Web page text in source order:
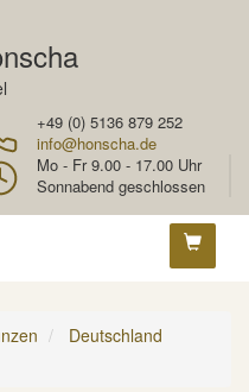
+49 (0) 5136 879 252
info@honscha.de
Mo - Fr 9.00 - 17.00 Uhr
Sonnabend geschlossen
Deutschland